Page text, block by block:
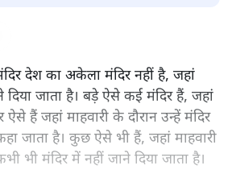
अयप्पा का मंदिर वह अकेला मंदिर
नहीं करने दिया जाता है। ऐसे और कई
कोई न कोई मिथक है, कोई न कोई कहानी
को प्रवेश से रोका गया है। लेकिन क्या
नहीं है जो महिलाओं को कमतर